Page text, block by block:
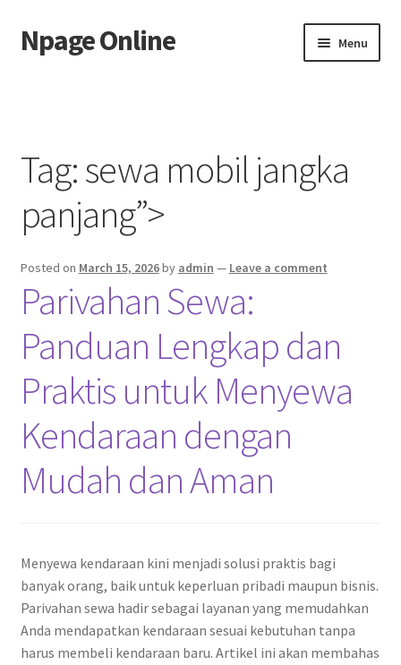
Skip
to
Skip
to
Npage Online Menu
Tag:sewa mobil jangka
panjang”>
Posted on March 15, 2026by admin — Leave a comment
Parivahan Sewa:
Panduan Lengkap dan
Praktis untuk Menyewa
Kendaraan dengan
Mudah dan Aman
Menyewa kendaraan kini menjadi solusi praktis bagi
banyak orang, baik untuk keperluan pribadi maupun bisnis.
Parivahan sewa hadir sebagai layanan yang memudahkan
Anda mendapatkan kendaraan sesuai kebutuhan tanpa
harus membeli kendaraan baru. Artikel ini akan membahas